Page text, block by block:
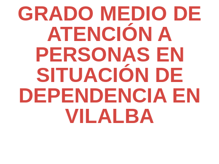
GRADO MEDIO DE
ATENCIÓN A
PERSONAS EN
SITUACIÓN DE
DEPENDENCIA EN
VILALBA